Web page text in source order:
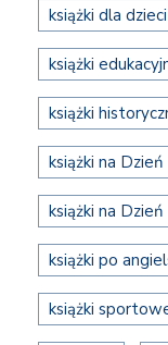
książki dla dzieci
książki
książki
książki na
książki na
książki po
książki